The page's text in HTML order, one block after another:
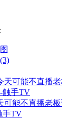
(3)
可能不直播老
手TV